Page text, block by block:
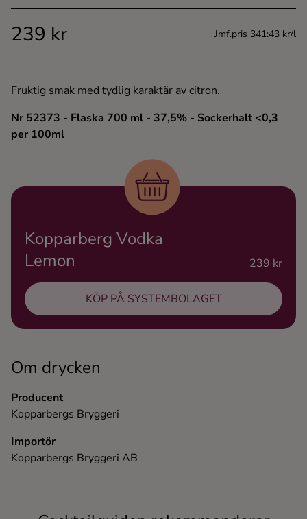
Tequila
239 kr Jmf.pris 341:43 kr/l
Fruktig smak med tydlig karaktär av citron.
Nr 52373 - Flaska 700 ml - 37,5% - Sockerhalt <0,3
per 100ml
Om drycken
Producent
Kopparbergs Bryggeri
Importör
Kopparbergs Bryggeri AB
Kopparberg Vodka
Lemon
239 kr
KÖP PÅ SYSTEMBOLAGET